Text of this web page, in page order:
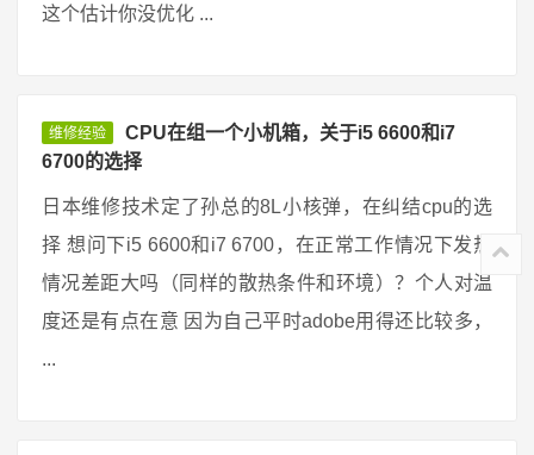
这个估计你没优化 ...
维修经验
CPU在组一个小机箱，关于i5 6600和i7
6700的选择
日本维修技术定了孙总的8L小核弹，在纠结cpu的选
择 想问下i5 6600和i7 6700，在正常工作情况下发热
情况差距大吗（同样的散热条件和环境）？个人对温
度还是有点在意 因为自己平时adobe用得还比较多，
...